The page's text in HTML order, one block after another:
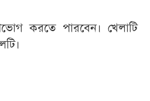
করতে পারবেন। খেলাটি